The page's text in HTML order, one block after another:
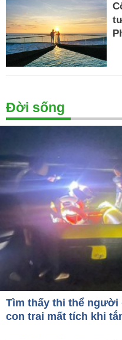
Đời sống
Tìm thấy thi thể
con trai mất tích khi